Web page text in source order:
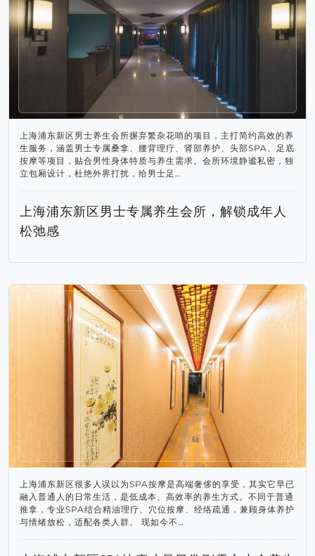
上海浦东新区男士养生会所摒弃繁杂花哨的项目，主打简约高效的养
生服务，涵盖男士专属桑拿、腰背理疗、肾部养护、头部SPA、足底
按摩等项目，贴合男性身体特质与养生需求。会所环境静谧私密，独
立包厢设计，杜绝外界打扰，给男士足…
上海浦东新区男士专属养生会所，解锁成年人
松弛感
上海浦东新区很多人误以为SPA按摩是高端奢侈的享受，其实它早已
融入普通人的日常生活，是低成本、高效率的养生方式。不同于普通
推拿，专业SPA结合精油理疗、穴位按摩、经络疏通，兼顾身体养护
与情绪放松，适配各类人群。 现如今不…